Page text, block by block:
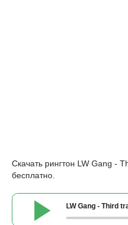
Скачать рингтон LW Gang -
бесплатно.
LW Gang - Third